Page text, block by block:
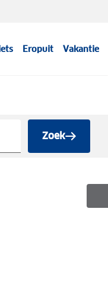
Eropuit Vakantie
Zoek